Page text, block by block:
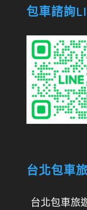
包車諮詢
台北包車
台北包車旅